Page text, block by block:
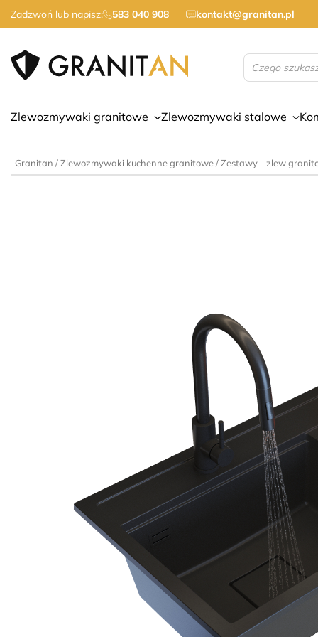
Zadzwoń lub napisz: 583 040 908 kontakt@granitan.pl
Wyszukiwarka
produktów
Zlewozmywaki granitowe Zlewozmywaki stalowe
Granitan /Zlewozmywaki kuchenne granitowe/Zestawy - zlew